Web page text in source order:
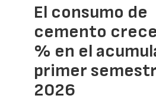
El consumo de
cemento
% en el
primer
2026